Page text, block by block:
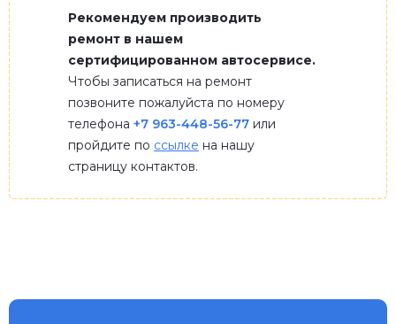
Рекомендуем производить
ремонт в нашем
сертифицированном автосервисе.
Чтобы записаться на ремонт
позвоните пожалуйста по номеру
телефона +7 963-448-56-77 или
пройдите по ссылке на нашу
страницу контактов.